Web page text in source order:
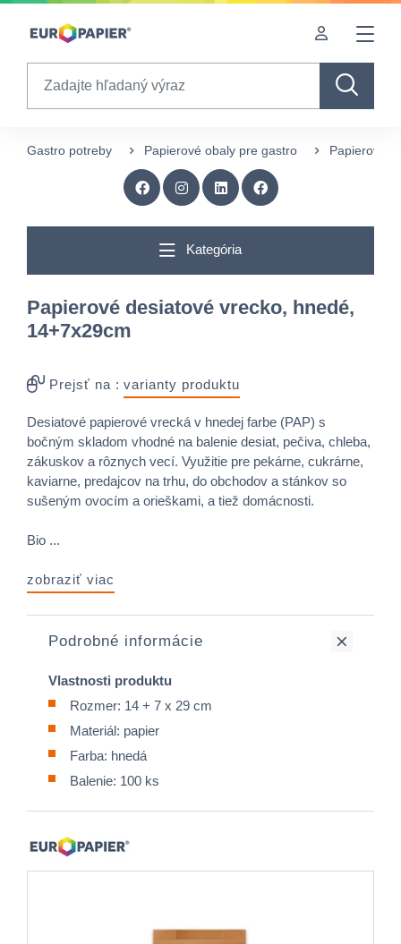
Table Of Content
Zaujímavé produkty pre Vás
Gastro potreby Papierové obaly pre gastro Papierové
Kategória
Papierové desiatové vrecko, hnedé,
14+7x29cm
Prejsť na : varianty produktu
Desiatové papierové vrecká v hnedej farbe (PAP) s
bočným skladom vhodné na balenie desiat, pečiva, chleba,
zákuskov a rôznych vecí. Využitie pre pekárne, cukrárne,
kaviarne, predajcov na trhu, do obchodov a stánkov so
sušeným ovocím a orieškami, a tiež domácnosti.
Bio ...
zobraziť viac
Podrobné informácie
Vlastnosti produktu
Rozmer: 14 + 7 x 29 cm
Materiál: papier
Farba: hnedá
Balenie: 100 ks